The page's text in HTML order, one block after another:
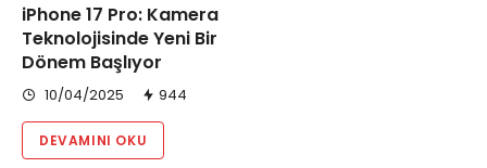
iPhone 17 Pro: Kamera
Teknolojisinde Yeni Bir
Dönem Başlıyor
10/04/2025 944
DEVAMINI OKU